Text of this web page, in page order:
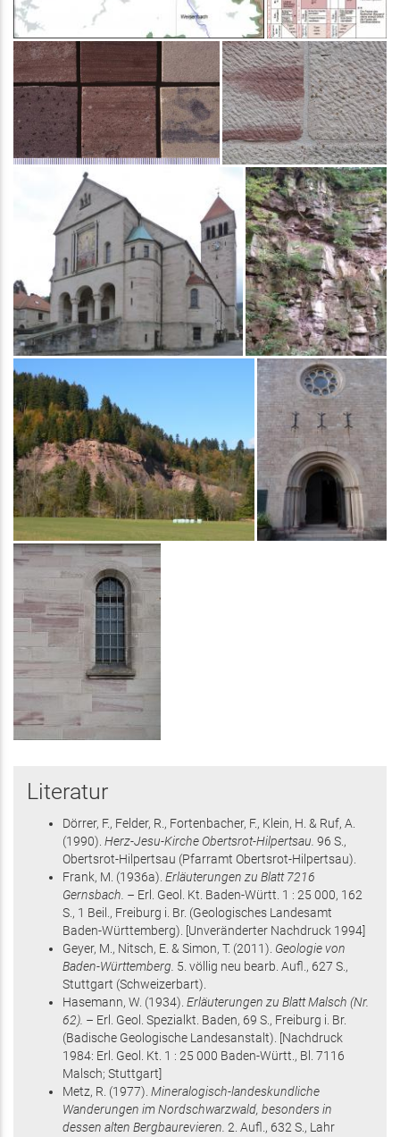
Literatur
Dörrer, F., Felder, R., Fortenbacher, F., Klein, H. & Ruf, A.
(1990). Herz-Jesu-Kirche Obertsrot-Hilpertsau. 96 S.,
Obertsrot-Hilpertsau (Pfarramt Obertsrot-Hilpertsau).
Frank, M. (1936a). Erläuterungen zu Blatt 7216
Gernsbach. – Erl. Geol. Kt. Baden-Württ. 1 : 25 000, 162
S., 1 Beil., Freiburg i. Br. (Geologisches Landesamt
Baden-Württemberg). [Unveränderter Nachdruck 1994]
Geyer, M., Nitsch, E. & Simon, T. (2011). Geologie von
Baden-Württemberg. 5. völlig neu bearb. Aufl., 627 S.,
Stuttgart (Schweizerbart).
Hasemann, W. (1934). Erläuterungen zu Blatt Malsch (Nr.
62). – Erl. Geol. Spezialkt. Baden, 69 S., Freiburg i. Br.
(Badische Geologische Landesanstalt). [Nachdruck
1984: Erl. Geol. Kt. 1 : 25 000 Baden-Württ., Bl. 7116
Malsch; Stuttgart]
Metz, R. (1977). Mineralogisch-landeskundliche
Wanderungen im Nordschwarzwald, besonders in
dessen alten Bergbaurevieren. 2. Aufl., 632 S., Lahr